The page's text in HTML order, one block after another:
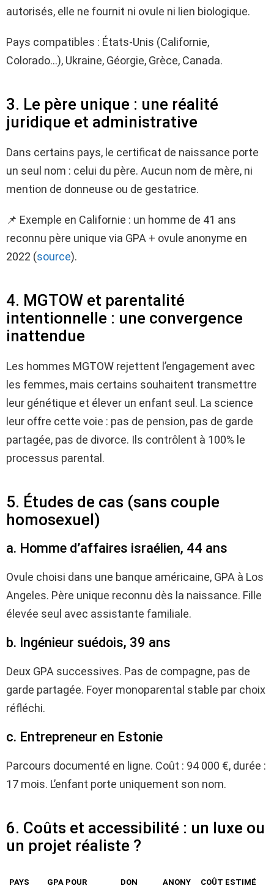
autorisés, elle ne fournit ni ovule ni lien biologique.
Pays compatibles : États-Unis (Californie,
Colorado…), Ukraine, Géorgie, Grèce, Canada.
3. Le père unique : une réalité
juridique et administrative
Dans certains pays, le certificat de naissance porte
un seul nom : celui du père. Aucun nom de mère, ni
mention de donneuse ou de gestatrice.
📌 Exemple en Californie : un homme de 41 ans
reconnu père unique via GPA + ovule anonyme en
2022 (source).
4. MGTOW et parentalité
intentionnelle : une convergence
inattendue
Les hommes MGTOW rejettent l’engagement avec
les femmes, mais certains souhaitent transmettre
leur génétique et élever un enfant seul. La science
leur offre cette voie : pas de pension, pas de garde
partagée, pas de divorce. Ils contrôlent à 100% le
processus parental.
5. Études de cas (sans couple
homosexuel)
a. Homme d’affaires israélien, 44 ans
Ovule choisi dans une banque américaine, GPA à Los
Angeles. Père unique reconnu dès la naissance. Fille
élevée seul avec assistante familiale.
b. Ingénieur suédois, 39 ans
Deux GPA successives. Pas de compagne, pas de
garde partagée. Foyer monoparental stable par choix
réfléchi.
c. Entrepreneur en Estonie
Parcours documenté en ligne. Coût : 94 000 €, durée :
17 mois. L’enfant porte uniquement son nom.
6. Coûts et accessibilité : un luxe ou
un projet réaliste ?
PAYS GPA POUR DON ANONY COÛT ESTIMÉ